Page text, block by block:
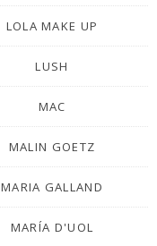
LOLA MAKE UP
LUSH
MAC
MALIN GOETZ
MARIA GALLAND
MARÍA D'UOL